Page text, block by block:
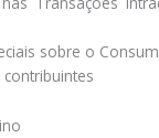
sobre o